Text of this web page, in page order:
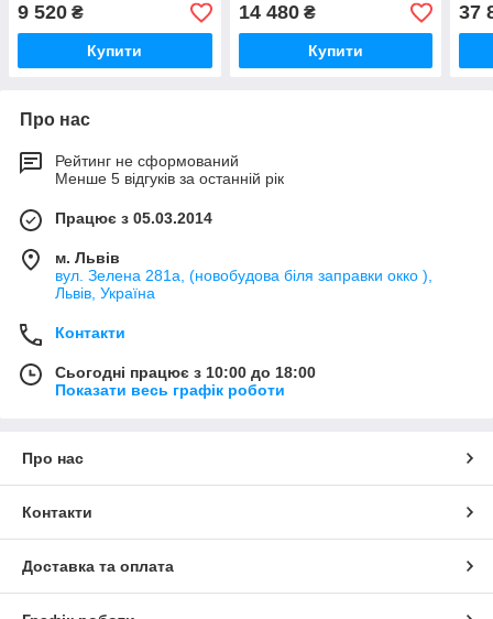
9 520 ₴
Купити
14 480₴
Купити
37
Про нас
Рейтинг не сформований
Менше 5 відгуків за останній рік
Працює з 05.03.2014
м. Львів
вул. Зелена 281а, (новобудова біля заправки окко ),
Львів, Україна
Контакти
Сьогодні працює з 10:00 до 18:00
Показати весь графік роботи
Про нас
Контакти
Доставка та оплата